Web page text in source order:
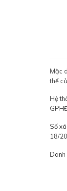
Mặc
thể
Hệ
Số
18/